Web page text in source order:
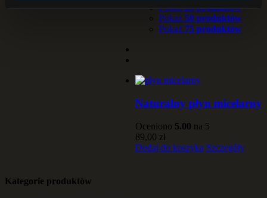
Pokaż 25 produktów
Pokaż 50 produktów
Pokaż 75 produktów
Naturalny płyn micelarny
Oceniono 5.00 na 5
89,00 zł
Dodaj do koszyka Szczegóły
Kategorie produktów